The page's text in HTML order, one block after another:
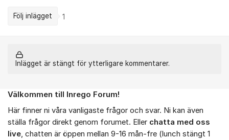
Följ inlägget 1
Inlägget är stängt för ytterligare kommentarer.
Om forumet
Välkommen till Inrego Forum!
Här finner ni våra vanligaste frågor och svar. Ni kan även
ställa frågor direkt genom forumet. Eller chatta med oss
live, chatten är öppen mellan 9-16 mån-fre (lunch stängt 1